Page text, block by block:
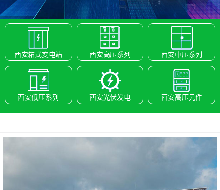
西安箱式变电站 西安高压系列 西安中压系列
西安低压系列 西安光伏发电 西安高压元件